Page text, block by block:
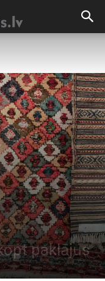
paklājus